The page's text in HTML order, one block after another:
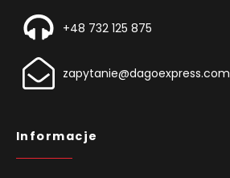
+48 732 125 875
zapytanie@dagoexpress.com
Informacje